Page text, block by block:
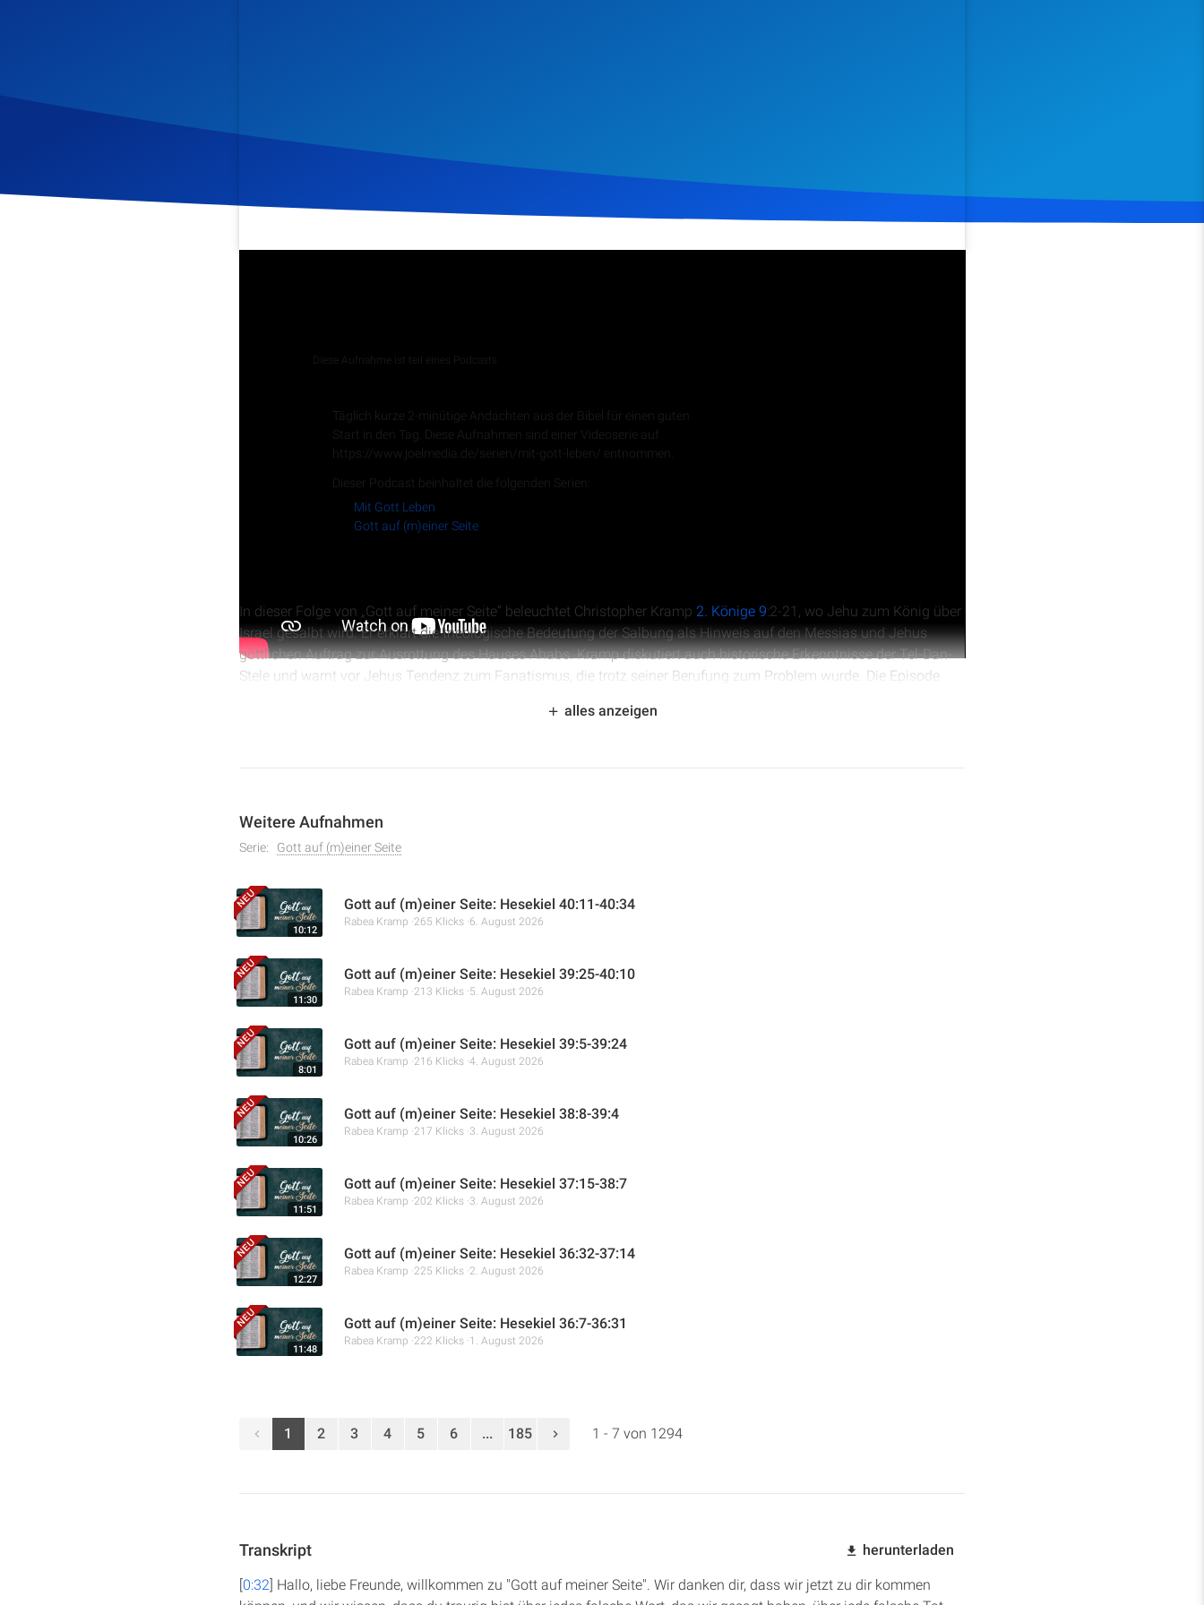
Diese Aufnahme ist teil eines Podcasts
Täglich kurze 2-minütige Andachten aus der Bibel für einen guten
Start in den Tag. Diese Aufnahmen sind einer Videoserie auf
https://www.joelmedia.de/serien/mit-gott-leben/ entnommen.
Dieser Podcast beinhaltet die folgenden Serien:
Mit Gott Leben
Gott auf (m)einer Seite
In dieser Folge von „Gott auf meiner Seite“ beleuchtet Christopher Kramp 2. Könige 9:2-21, wo Jehu zum König über
Israel gesalbt wird. Er erklärt die theologische Bedeutung der Salbung als Hinweis auf den Messias und Jehus
göttlichen Auftrag zur Ausrottung des Hauses Ahabs. Kramp diskutiert auch historische Erkenntnisse der Tel-Dan-
Stele und warnt vor Jehus Tendenz zum Fanatismus, die trotz seiner Berufung zum Problem wurde. Die Episode
alles anzeigen
Weitere Aufnahmen
Serie: Gott auf (m)einer Seite
10:12
Gott auf (m)einer Seite: Hesekiel 40:11-40:34
Rabea Kramp 265 Klicks 6. August 2026
11:30
Gott auf (m)einer Seite: Hesekiel 39:25-40:10
Rabea Kramp 213 Klicks 5. August 2026
8:01
Gott auf (m)einer Seite: Hesekiel 39:5-39:24
Rabea Kramp 216 Klicks 4. August 2026
10:26
Gott auf (m)einer Seite: Hesekiel 38:8-39:4
Rabea Kramp 217 Klicks 3. August 2026
11:51
Gott auf (m)einer Seite: Hesekiel 37:15-38:7
Rabea Kramp 202 Klicks 3. August 2026
12:27
Gott auf (m)einer Seite: Hesekiel 36:32-37:14
Rabea Kramp 225 Klicks 2. August 2026
11:48
Gott auf (m)einer Seite: Hesekiel 36:7-36:31
Rabea Kramp 222 Klicks 1. August 2026
1 2 3 4 5 6 ... 185 1 - 7 von 1294
Transkript herunterladen
[0:32] Hallo, liebe Freunde, willkommen zu "Gott auf meiner Seite". Wir danken dir, dass wir jetzt zu dir kommen